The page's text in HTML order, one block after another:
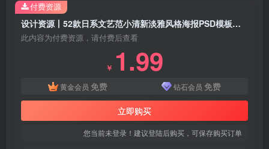
设计资源丨52款日系文艺范小清新淡雅风格海报PSD模板素材免费分享
此内容为付费资源，请付费后查看
￥ 1.99
黄金会员 免费 钻石会员 免费
立即购买
您当前未登录！建议登陆后购买，可保存购买订单
付费资源